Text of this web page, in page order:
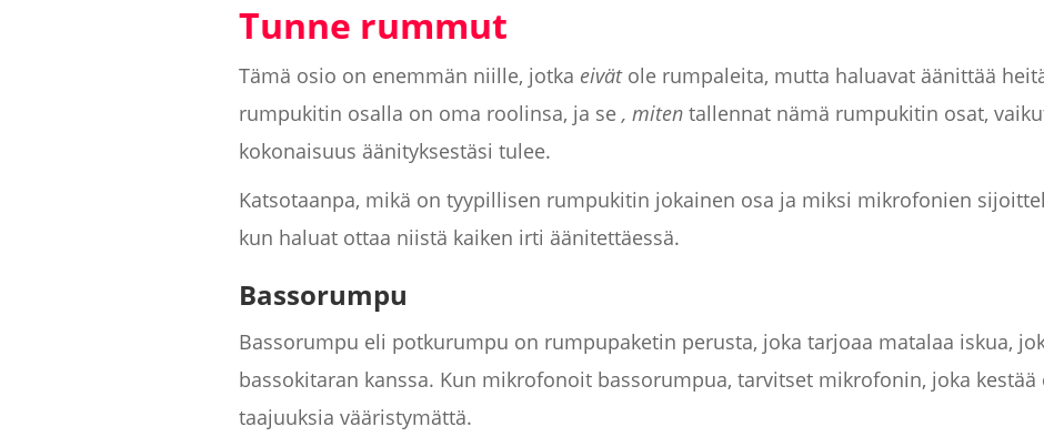
Tunne rummut
Tämä osio on enemmän niille, jotka eivätole rumpaleita, mutta haluavat äänittää
rumpukitin osalla on oma roolinsa, ja se, miten tallennat nämä rumpukitin osat,
kokonaisuus äänityksestäsi tulee.
Katsotaanpa, mikä on tyypillisen rumpukitin jokainen osa ja miksi mikrofonien
kun haluat ottaa niistä kaiken irti äänitettäessä.
Bassorumpu
Bassorumpu eli potkurumpu on rumpupaketin perusta, joka tarjoaa matalaa iskua,
bassokitaran kanssa. Kun mikrofonoit bassorumpua, tarvitset mikrofonin, joka
taajuuksia vääristymättä.